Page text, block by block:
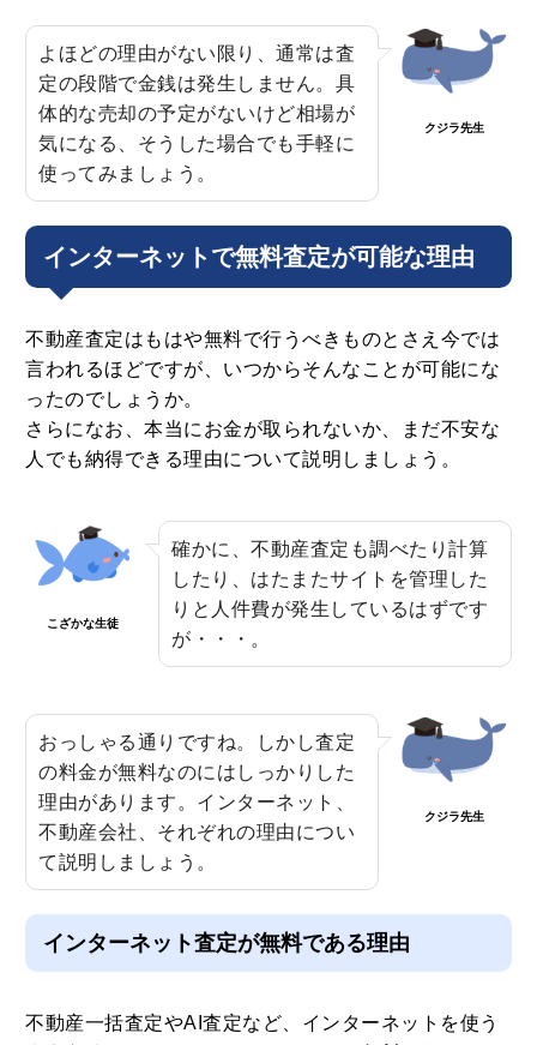
よほどの理由がない限り、通常は査
定の段階で金銭は発生しません。具
体的な売却の予定がないけど相場が
気になる、そうした場合でも手軽に
使ってみましょう。
クジラ先生
インターネットで無料査定が可能な理由
不動産査定はもはや無料で行うべきものとさえ今では
言われるほどですが、いつからそんなことが可能にな
ったのでしょうか。
さらになお、本当にお金が取られないか、まだ不安な
人でも納得できる理由について説明しましょう。
こざかな生徒
確かに、不動産査定も調べたり計算
したり、はたまたサイトを管理した
りと人件費が発生しているはずです
が・・・。
おっしゃる通りですね。しかし査定
の料金が無料なのにはしっかりした
理由があります。インターネット、
不動産会社、それぞれの理由につい
て説明しましょう。
クジラ先生
インターネット査定が無料である理由
不動産一括査定やAI査定など、インターネットを使う